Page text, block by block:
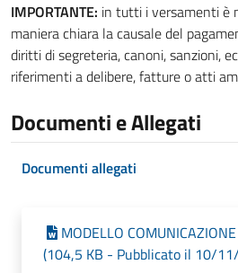
IMPORTANTE: in tutti i versamenti è
maniera chiara la causale del
diritti di segreteria, canoni, sanzioni,
riferimenti a delibere, fatture o atti
Documenti e Allegati
Documenti allegati
MODELLO
(104,5 KB - Pubblicato il 10/